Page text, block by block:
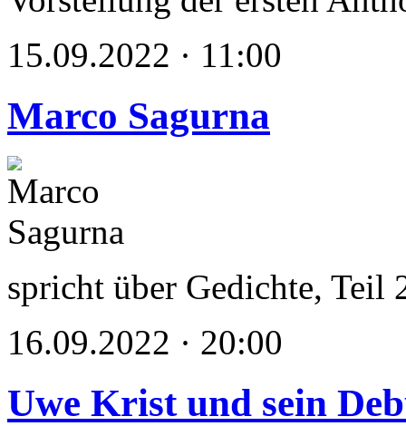
15.09.2022 · 11:00
Marco Sagurna
spricht über Gedichte, Teil
16.09.2022 · 20:00
Uwe Krist und sein